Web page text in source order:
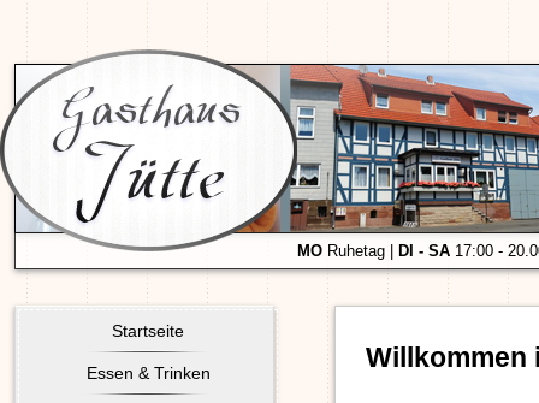
MO Ruhetag | DI - SA 17:00 -
Startseite
Essen & Trinken Willkommen